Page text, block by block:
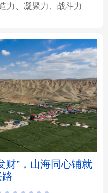
亚太网 上市公司
河北 山西
上海 江苏
福建 江西
力、凝聚力、战斗力
财”，山海同心铺就
路